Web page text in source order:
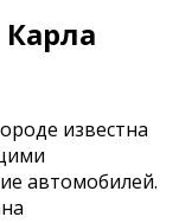
известна
автомобилей.